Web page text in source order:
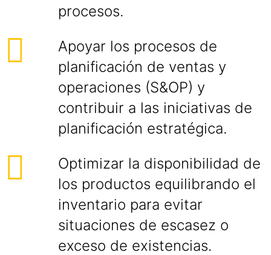
procesos.
Apoyar los procesos de
planificación de ventas y
operaciones (S&OP) y
contribuir a las iniciativas de
planificación estratégica.
Optimizar la disponibilidad de
los productos equilibrando el
inventario para evitar
situaciones de escasez o
exceso de existencias.